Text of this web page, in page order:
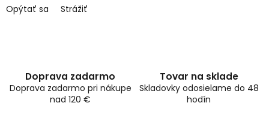
Opýtať sa Strážiť
Doprava zadarmo
Doprava zadarmo pri nákupe
nad 120 €
Tovar na sklade
Skladovky odosielame do 48
hodín